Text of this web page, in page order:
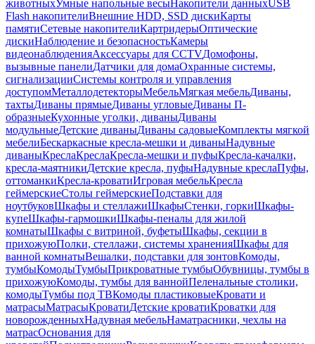
животныхУмные напольные весыНакопители данныхUSB
Flash накопителиВнешние HDD, SSD дискиКарты
памятиСетевые накопителиКартридерыОптические
дискиНаблюдение и безопасностьКамеры
видеонаблюденияАксессуары для CCTVДомофоны,
вызывные панелиДатчики для домаОхранные системы,
сигнализацииСистемы контроля и управления
доступомМеталлодетекторыМебельМягкая мебельДиваны,
тахтыДиваны прямыеДиваны угловыеДиваны П-
образныеКухонные уголки, диваныДиваны
модульныеДетские диваныДиваны садовыеКомплекты мягкой
мебелиБескаркасные кресла-мешки и диваныНадувные
диваныКреслаКреслаКресла-мешки и пуфыКресла-качалки,
кресла-маятникиДетские кресла, пуфыНадувные креслаПуфы,
оттоманкиКресла-кроватиИгровая мебельКресла
геймерскиеСтолы геймерскиеПодставки для
ноутбуковШкафы и стеллажиШкафыСтенки, горкиШкафы-
купеШкафы-гармошкиШкафы-пеналы для жилой
комнатыШкафы с витриной, буфетыШкафы, секции в
прихожуюПолки, стеллажи, системы храненияШкафы для
ванной комнатыВешалки, подставки для зонтовКомоды,
тумбыКомодыТумбыПрикроватные тумбыОбувницы, тумбы в
прихожуюКомоды, тумбы для ваннойПеленальные столики,
комодыТумбы под ТВКомоды пластиковыеКровати и
матрасыМатрасыКроватиДетские кроватиКроватки для
новорожденныхНадувная мебельНаматрасники, чехлы на
матрасОснования для